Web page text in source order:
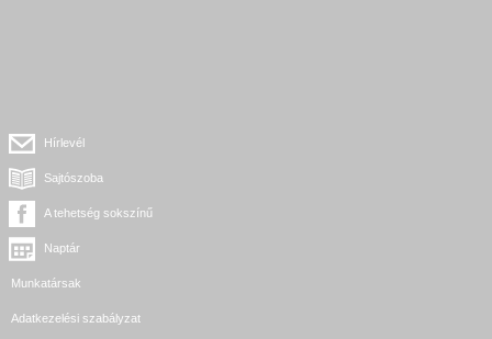
Hírlevél
Sajtószoba
A tehetség sokszínű
Naptár
Munkatársak
Adatkezelési szabályzat